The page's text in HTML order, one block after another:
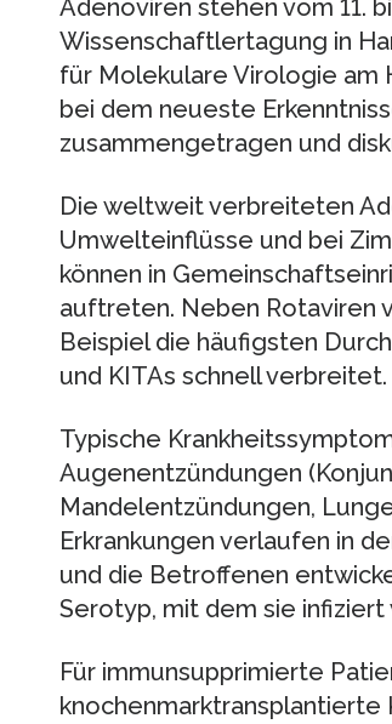
Adenoviren stehen vom 11.
Wissenschaftlertagung in
für Molekulare Virologie am
bei dem neueste
zusammengetragen und
Die weltweit verbreiteten
Umwelteinflüsse und bei
können in
auftreten. Neben Rotaviren
Beispiel die häufigsten
und KITAs schnell verbreitet.
Typische
Augenentzündungen
Mandelentzündungen,
Erkrankungen verlaufen in
und die Betroffenen
Serotyp, mit dem sie infiziert
Für immunsupprimierte
knochenmarktransplantierte